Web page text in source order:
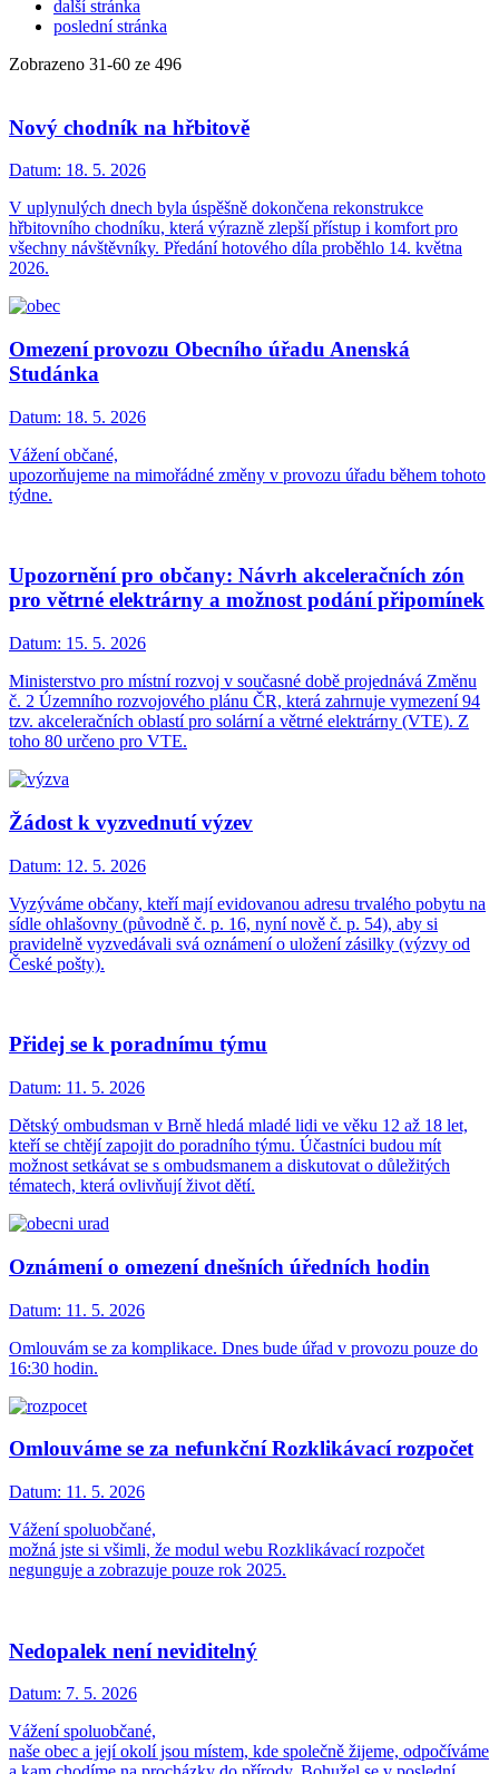
další stránka
poslední stránka
Zobrazeno 31-60 ze 496
Nový chodník na hřbitově
Datum: 18. 5. 2026
V uplynulých dnech byla úspěšně dokončena rekonstrukce
hřbitovního chodníku, která výrazně zlepší přístup i komfort pro
všechny návštěvníky. Předání hotového díla proběhlo 14. května
2026.
Omezení provozu Obecního úřadu Anenská
Studánka
Datum: 18. 5. 2026
Vážení občané,
upozorňujeme na mimořádné změny v provozu úřadu během tohoto
týdne.
Upozornění pro občany: Návrh akceleračních zón
pro větrné elektrárny a možnost podání připomínek
Datum: 15. 5. 2026
Ministerstvo pro místní rozvoj v současné době projednává Změnu
č. 2 Územního rozvojového plánu ČR, která zahrnuje vymezení 94
tzv. akceleračních oblastí pro solární a větrné elektrárny (VTE). Z
toho 80 určeno pro VTE.
Žádost k vyzvednutí výzev
Datum: 12. 5. 2026
Vyzýváme občany, kteří mají evidovanou adresu trvalého pobytu na
sídle ohlašovny (původně č. p. 16, nyní nově č. p. 54), aby si
pravidelně vyzvedávali svá oznámení o uložení zásilky (výzvy od
České pošty).
Přidej se k poradnímu týmu
Datum: 11. 5. 2026
Dětský ombudsman v Brně hledá mladé lidi ve věku 12 až 18 let,
kteří se chtějí zapojit do poradního týmu. Účastníci budou mít
možnost setkávat se s ombudsmanem a diskutovat o důležitých
tématech, která ovlivňují život dětí.
Oznámení o omezení dnešních úředních hodin
Datum: 11. 5. 2026
Omlouvám se za komplikace. Dnes bude úřad v provozu pouze do
16:30 hodin.
Omlouváme se za nefunkční Rozklikávací rozpočet
Datum: 11. 5. 2026
Vážení spoluobčané,
možná jste si všimli, že modul webu Rozklikávací rozpočet
negunguje a zobrazuje pouze rok 2025.
Nedopalek není neviditelný
Datum: 7. 5. 2026
Vážení spoluobčané,
naše obec a její okolí jsou místem, kde společně žijeme, odpočíváme